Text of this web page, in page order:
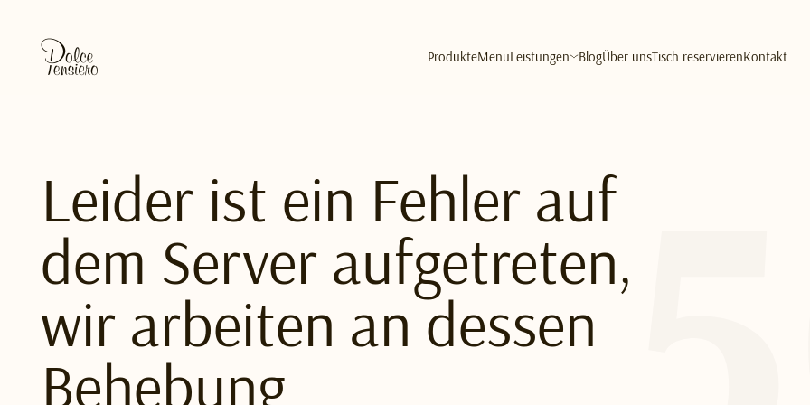
ProdukteMenüLeistungen BlogÜber unsTisch reservierenKontakt
Leider ist ein Fehler auf
dem Server aufgetreten,
wir arbeiten an dessen
Behebung